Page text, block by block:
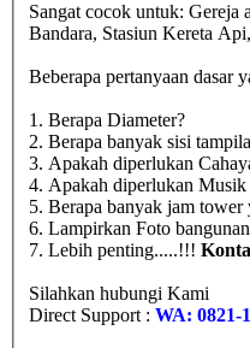
Sangat cocok untuk: Gereja
Bandara, Stasiun Kereta
Beberapa pertanyaan dasar
1. Berapa Diameter?
2. Berapa banyak sisi
3. Apakah diperlukan
4. Apakah diperlukan
5. Berapa banyak jam tower
6. Lampirkan Foto
7. Lebih penting.....!!!
Silahkan hubungi Kami
Direct Support : WA: 0821-